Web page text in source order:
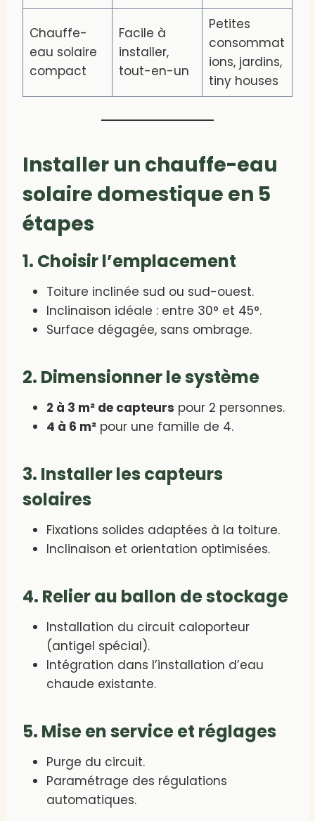
Chauffe-
eau solaire
compact
Facile à
installer,
tout-en-un
Petites
consommat
ions, jardins,
tiny houses
Installer un chauffe-eau
solaire domestique en 5
étapes
1. Choisir l’emplacement
Toiture inclinée sud ou sud-ouest.
Inclinaison idéale : entre 30° et 45°.
Surface dégagée, sans ombrage.
2. Dimensionner le système
2 à 3 m² de capteurs pour 2 personnes.
4 à 6 m² pour une famille de 4.
3. Installer les capteurs
solaires
Fixations solides adaptées à la toiture.
Inclinaison et orientation optimisées.
4. Relier au ballon de stockage
Installation du circuit caloporteur
(antigel spécial).
Intégration dans l’installation d’eau
chaude existante.
5. Mise en service et réglages
Purge du circuit.
Paramétrage des régulations
automatiques.